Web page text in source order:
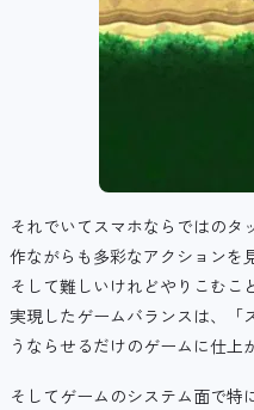
それでいてスマホならではのタ
作ながらも多彩なアクションを
そして難しいけれどやりこむこ
実現したゲームバランスは、「
うならせるだけのゲームに仕上
そしてゲームのシステム面で特